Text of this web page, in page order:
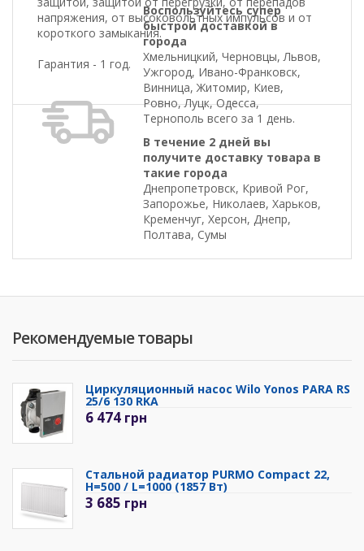
напряжения, от высоковольтных импульсов и от
короткого замыкания.
Гарантия - 1 год.
Воспользуйтесь супер
быстрой доставкой в
города
Хмельницкий, Черновцы, Львов,
Ужгород, Ивано-Франковск,
Винница, Житомир, Киев,
Ровно, Луцк, Одесса,
Тернополь всего за 1 день.
В течение 2 дней вы
получите доставку товара в
такие города
Днепропетровск, Кривой Рог,
Запорожье, Николаев, Харьков,
Кременчуг, Херсон, Днепр,
Полтава, Сумы
Рекомендуемые товары
Циркуляционный насос Wilo Yonos PARA RS
25/6 130 RKA
6 474 грн
Стальной радиатор PURMO Compact 22,
H=500 / L=1000 (1857 Вт)
3 685 грн